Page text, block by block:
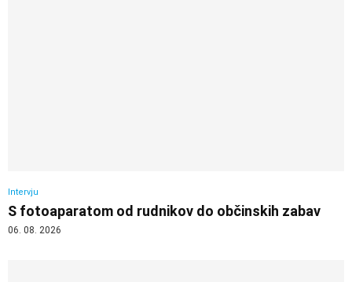
Intervju
S fotoaparatom od rudnikov do občinskih zabav
06. 08. 2026